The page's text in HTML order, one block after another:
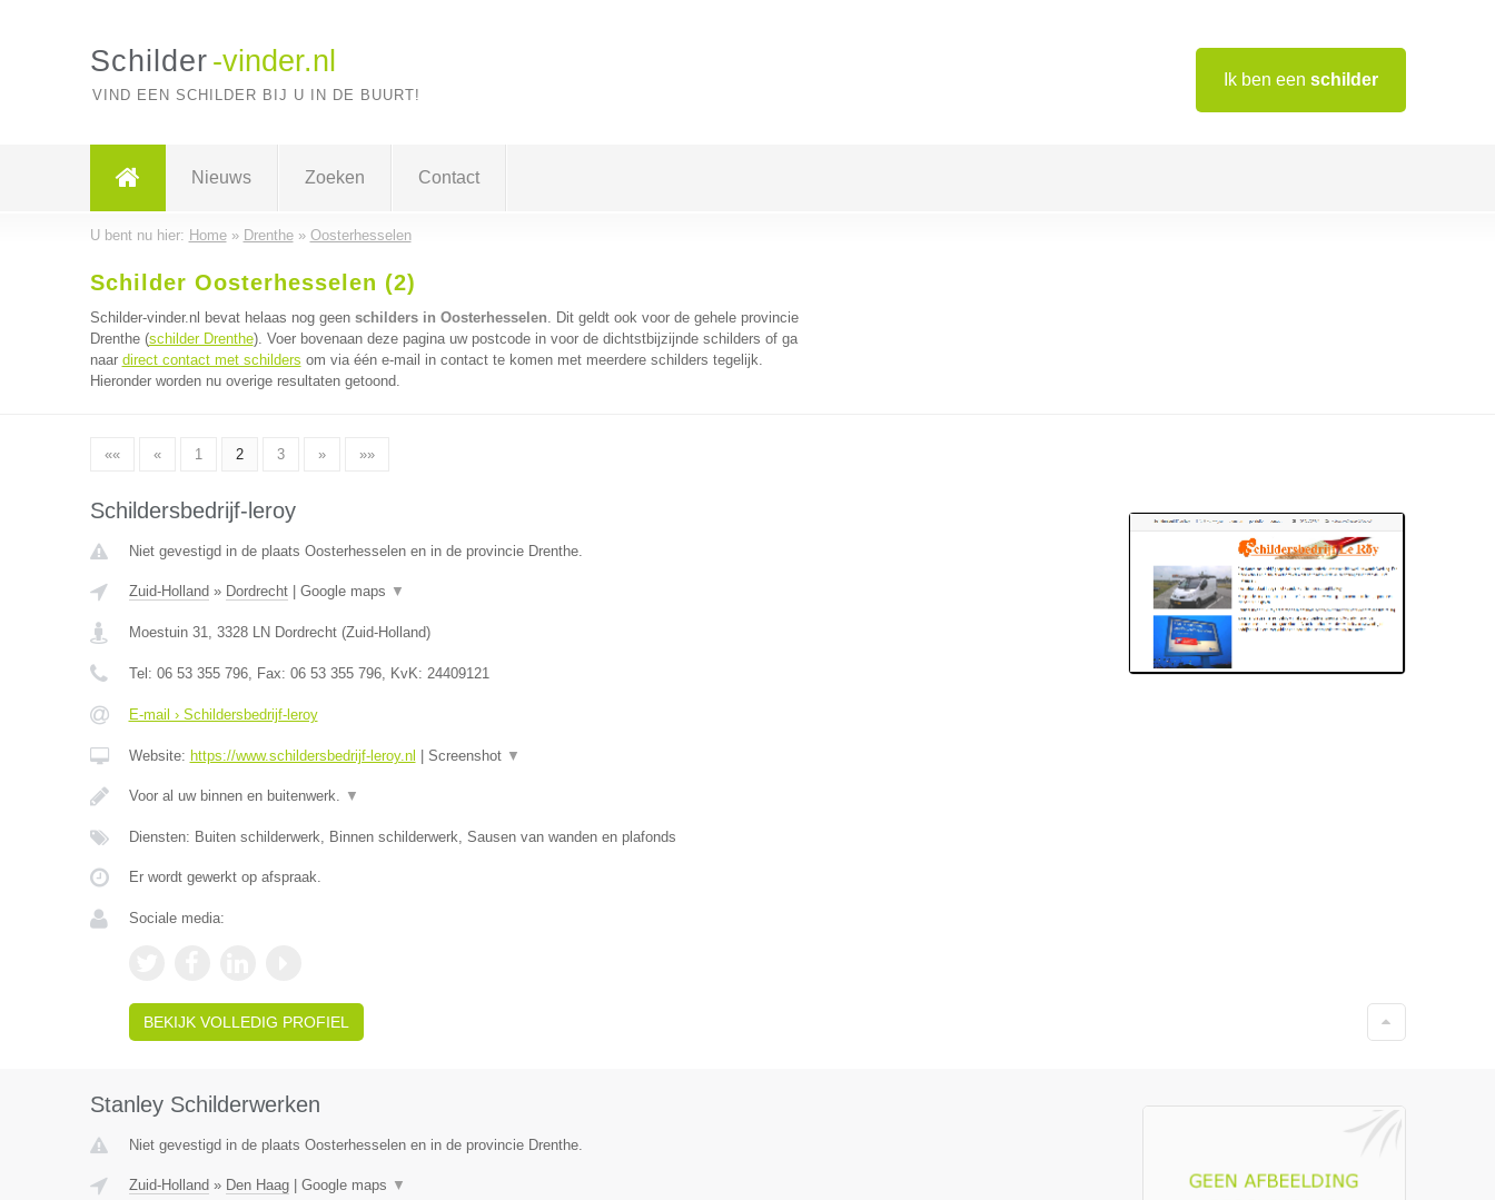
Ik ben een schilder
Schilder -vinder.nl
VIND EEN SCHILDER BIJ U IN DE BUURT!
Nieuws Zoeken Contact
U bent nu hier: Home» Drenthe» Oosterhesselen
Schilder Oosterhesselen (2)
Schilder-vinder.nl bevat helaas nog geen schilders in Oosterhesselen. Dit geldt ook voor de gehele provincie
Drenthe (schilder Drenthe). Voer bovenaan deze pagina uw postcode in voor de dichtstbijzijnde schilders of ga
naar direct contact met schilders om via één e-mail in contact te komen met meerdere schilders tegelijk.
Hieronder worden nu overige resultaten getoond.
«« « 1 2 3 » »»
Schildersbedrijf-leroy
Niet gevestigd in de plaats Oosterhesselen en in de provincie Drenthe.
Zuid-Holland » Dordrecht| Google maps ▼
Moestuin 31, 3328 LN Dordrecht(Zuid-Holland)
Tel: 06 53 355 796, Fax: 06 53 355 796, KvK: 24409121
E-mail › Schildersbedrijf-leroy
Website: https://www.schildersbedrijf-leroy.nl Screenshot ▼
Voor al uw binnen en buitenwerk. ▼
Diensten: Buiten schilderwerk, Binnen schilderwerk, Sausen van wanden en plafonds
Er wordt gewerkt op afspraak.
Sociale media:
BEKIJK VOLLEDIG PROFIEL
Stanley Schilderwerken
Niet gevestigd in de plaats Oosterhesselen en in de provincie Drenthe.
Zuid-Holland » Den Haag| Google maps ▼